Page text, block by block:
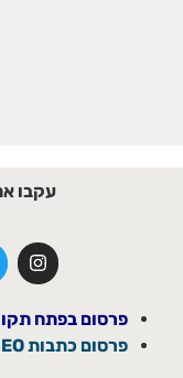
עקבו
פרסום בפתח
פרסום כתבות SEO →